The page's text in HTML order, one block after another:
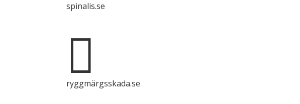
spinalis.se

ryggmärgsskada.se